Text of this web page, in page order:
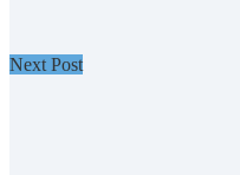
Next Post